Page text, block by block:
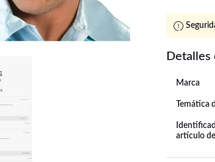
Marca
Temática
artículo